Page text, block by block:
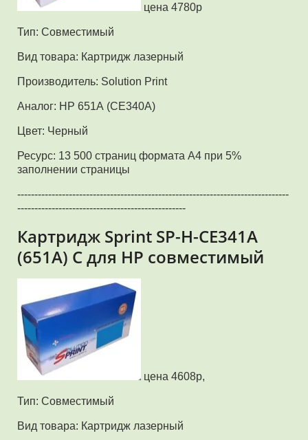
цена 4780р
Тип: Совместимый
Вид товара: Картридж лазерный
Производитель: Solution Print
Аналог: HP 651А (CE340A)
Цвет: Черный
Ресурс: 13 500 страниц формата А4 при 5%
заполнении страницы
-------------------------------------------------------------------------------
-------------------------------------------------
Картридж Sprint SP-H-CE341A
(651A) C для HP совместимый
цена 4608р,
Тип: Совместимый
Вид товара: Картридж лазерный